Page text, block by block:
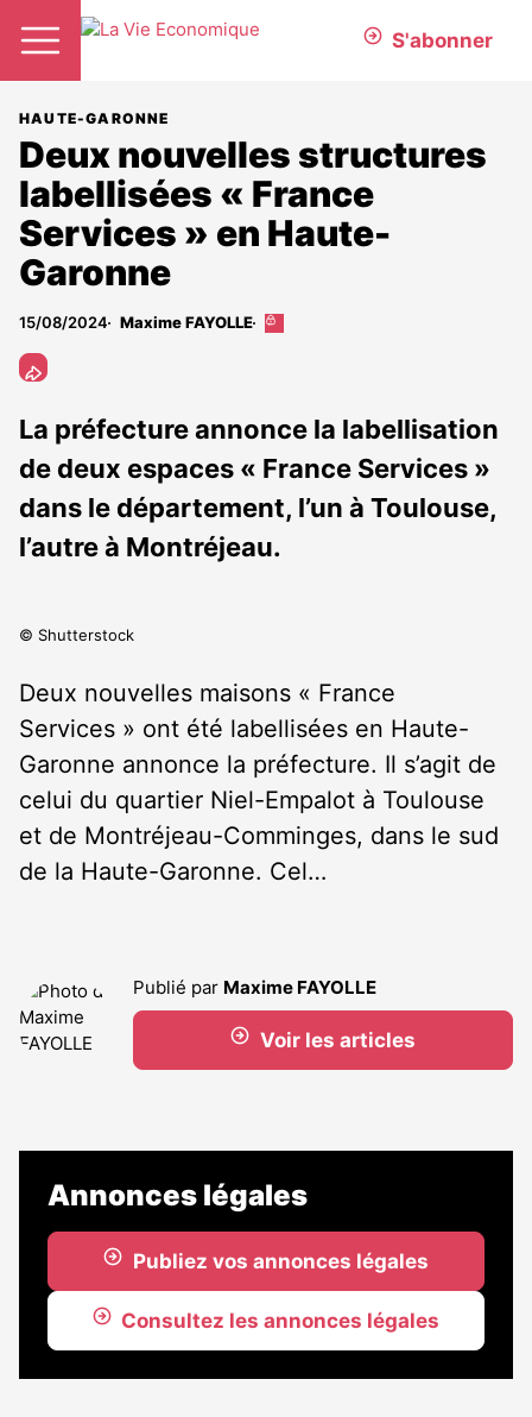
S'abonner
HAUTE-GARONNE
Deux nouvelles structures
labellisées « France
Services » en Haute-
Garonne
15/08/2024 Maxime FAYOLLE
Cet
abonnés
La préfecture annonce la labellisation
de deux espaces « France Services »
dans le département, l’un à Toulouse,
l’autre à Montréjeau.
© Shutterstock
Deux nouvelles maisons « France
Services » ont été labellisées en Haute-
Garonne annonce la préfecture. Il s’agit de
celui du quartier Niel-Empalot à Toulouse
et de Montréjeau-Comminges, dans le sud
de la Haute-Garonne. Cel…
Publié par Maxime FAYOLLE
Voir les articles
Annonces légales
Publiez vos annonces légales
Consultez les annonces légales